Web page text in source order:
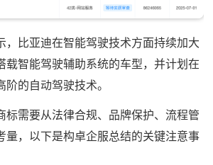
比亚迪在智能驾驶技术方面持续加大
载智能驾驶辅助系统的车型，并计划在
的自动驾驶技术。
需要从法律合规、品牌保护、流程管
量，以下是构卓企服总结的关键注意事